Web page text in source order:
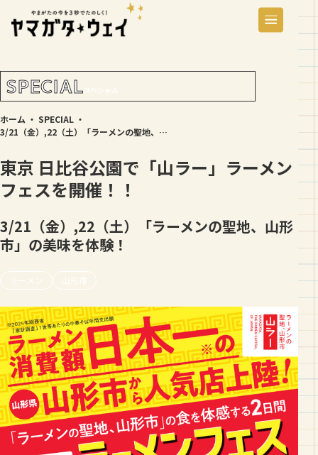
SPECIAL スペシャル
ホーム ・ SPECIAL ・
3/21（金）,22（土）「ラーメンの聖地、山形市」の美味を体験！
東京 日比谷公園で「山ラー」ラーメン
フェスを開催！！
3/21（金）,22（土）「ラーメンの聖地、山形
市」の美味を体験！
ラーメン 山形市